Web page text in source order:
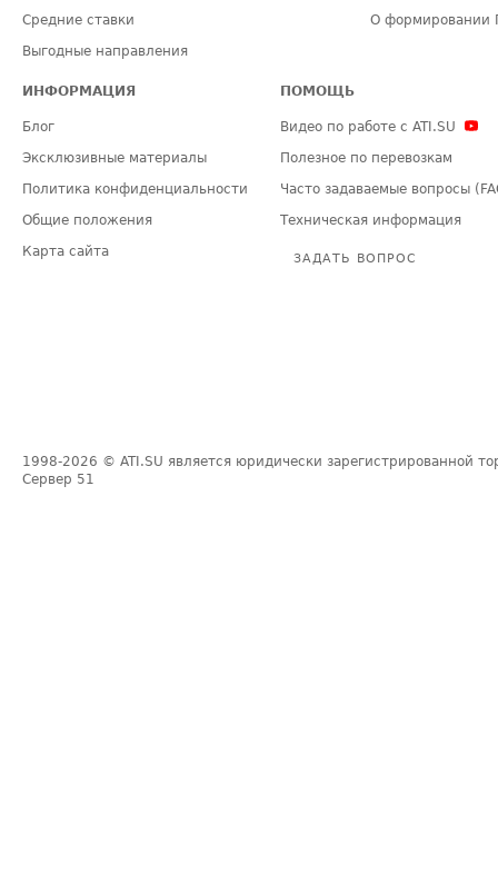
Средние ставки
Выгодные направления
О формировании
ИНФОРМАЦИЯ
Блог
Эксклюзивные материалы
Политика конфиденциальности
Общие положения
Карта сайта
ПОМОЩЬ
Видео по работе с ATI.SU
Полезное по перевозкам
Часто задаваемые вопросы
Техническая информация
ЗАДАТЬ ВОПРОС
1998-2026 © ATI.SU является юридически зарегистрированной
Сервер 51